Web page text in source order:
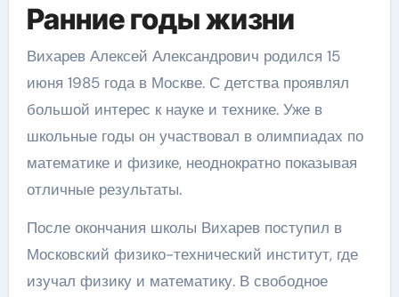
Ранние годы жизни
Вихарев Алексей Александрович родился 15
июня 1985 года в Москве. С детства проявлял
большой интерес к науке и технике. Уже в
школьные годы он участвовал в олимпиадах по
математике и физике, неоднократно показывая
отличные результаты.
После окончания школы Вихарев поступил в
Московский физико-технический институт, где
изучал физику и математику. В свободное